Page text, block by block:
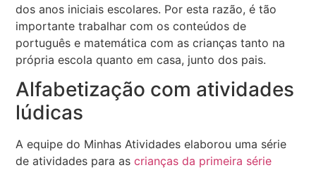
dos anos iniciais escolares. Por esta razão, é tão
importante trabalhar com os conteúdos de
português e matemática com as crianças tanto na
própria escola quanto em casa, junto dos pais.
Alfabetização com atividades
lúdicas
A equipe do Minhas Atividades elaborou uma série
de atividades para ascrianças da primeira série